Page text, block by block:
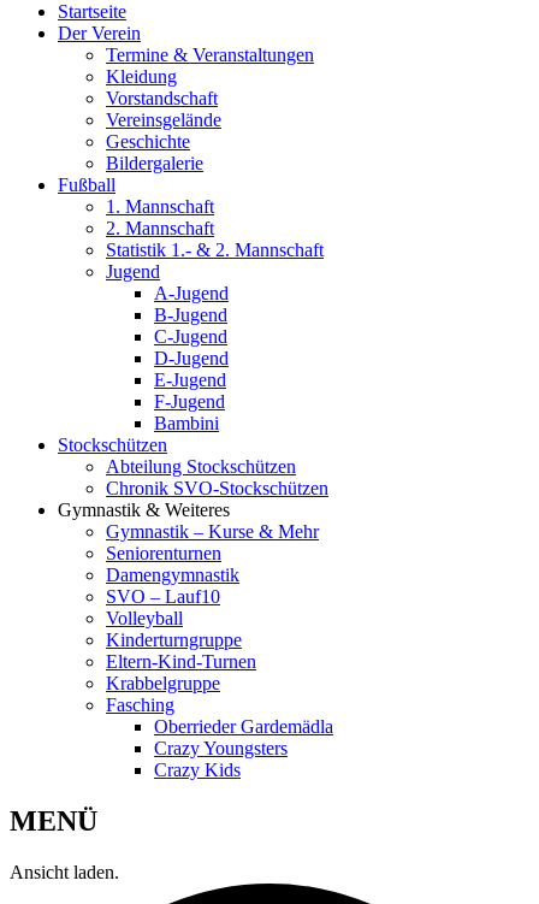
Startseite
Der Verein
Termine & Veranstaltungen
Kleidung
Vorstandschaft
Vereinsgelände
Geschichte
Bildergalerie
Fußball
1. Mannschaft
2. Mannschaft
Statistik 1.- & 2. Mannschaft
Jugend
A-Jugend
B-Jugend
C-Jugend
D-Jugend
E-Jugend
F-Jugend
Bambini
Stockschützen
Abteilung Stockschützen
Chronik SVO-Stockschützen
Gymnastik & Weiteres
Gymnastik – Kurse & Mehr
Seniorenturnen
Damengymnastik
SVO – Lauf10
Volleyball
Kinderturngruppe
Eltern-Kind-Turnen
Krabbelgruppe
Fasching
Oberrieder Gardemädla
Crazy Youngsters
Crazy Kids
MENÜ
Ansicht laden.